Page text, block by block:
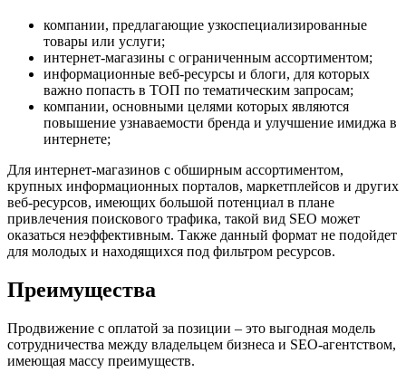
компании, предлагающие узкоспециализированные
товары или услуги;
интернет-магазины с ограниченным ассортиментом;
информационные веб-ресурсы и блоги, для которых
важно попасть в ТОП по тематическим запросам;
компании, основными целями которых являются
повышение узнаваемости бренда и улучшение имиджа в
интернете;
Для интернет-магазинов с обширным ассортиментом,
крупных информационных порталов, маркетплейсов и других
веб-ресурсов, имеющих большой потенциал в плане
привлечения поискового трафика, такой вид SEO может
оказаться неэффективным. Также данный формат не подойдет
для молодых и находящихся под фильтром ресурсов.
Преимущества
Продвижение с оплатой за позиции – это выгодная модель
сотрудничества между владельцем бизнеса и SEO-агентством,
имеющая массу преимуществ.